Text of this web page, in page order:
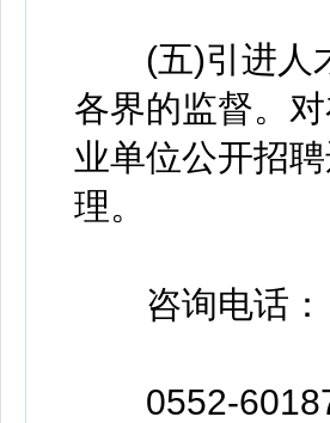
(五)引进人才
各界的监督。
业单位公开招
理。
咨询电话：
0552-